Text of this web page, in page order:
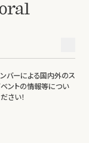
バーによる国内外のス
ントの情報等につい
さい！